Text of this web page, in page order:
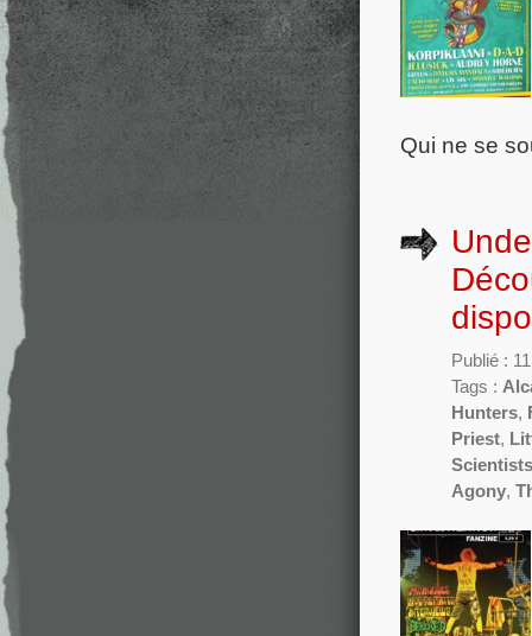
Qui ne se
Publié :
Tags :
Hunters,
Priest,
Scientists
Agony,